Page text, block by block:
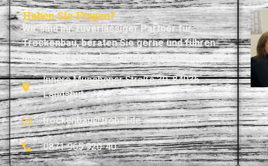
Haben Sie Fragen?
Wir sind Ihr zuverlässiger Partner für
Trocken­bau,beraten Sie gerne und führen
Ihrem Auftag fach- und termingerecht aus.
Innere Münchener Straße 30, 84036
Landshut
trockenbau@trobal.de
0871 965 920-40